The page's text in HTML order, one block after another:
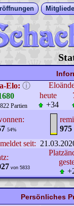
Elo: ⓘ
Partien
heute
+34
54%
975
seit:
von 5833
Persönliches